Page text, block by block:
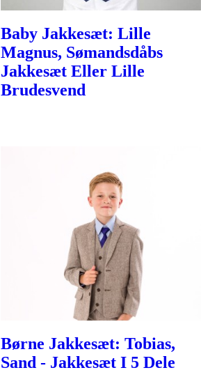
Baby Jakkesæt: Lille
Magnus, Sømandsdåbs
Jakkesæt Eller Lille
Brudesvend
Børne Jakkesæt: Tobias,
Sand - Jakkesæt I 5 Dele